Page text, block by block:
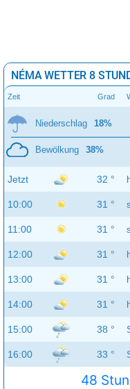
NÉMA WETTER 8
Zeit Grad
Niederschlag 18%
Bewölkung 38%
Jetzt 32 °
10:00 31 °
11:00 31 °
12:00 31 °
13:00 31 °
14:00 31 °
15:00 38 °
16:00 33 °
48